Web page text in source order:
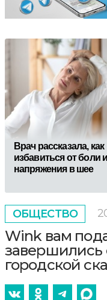
Врач рассказала, как
избавиться от боли и
напряжения в шее
ОБЩЕСТВО
Wink вам
городской